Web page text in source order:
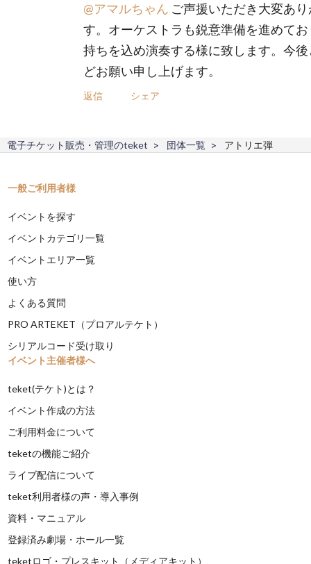
@アマルちゃん ご声援いただき大変あ
す。オーケストラも鋭意準備を進めて
持ちを込め演奏する様に致します。今
どお願い申し上げます。
返信 シェア
電子チケット販売・管理のteket 団体一覧 アトリエ弾
一般ご利用者様
イベントを探す
イベントカテゴリ一覧
イベントエリア一覧
使い方
よくある質問
PRO ARTEKET（プロアルテケト）
シリアルコード受け取り
イベント主催者様へ
teket(テケト)とは？
イベント作成の方法
ご利用料金について
teketの機能ご紹介
ライブ配信について
teket利用者様の声・導入事例
資料・マニュアル
登録済み劇場・ホール一覧
teketロゴ・プレスキット（メディアキット）